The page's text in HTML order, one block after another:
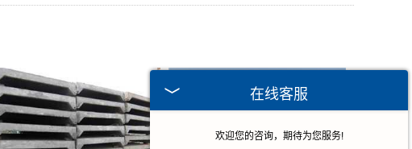
在线客服
欢迎您的咨询，期待为您服务!